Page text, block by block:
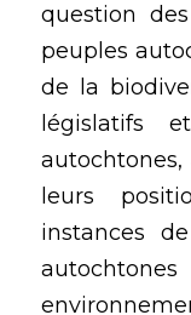
question
peuples
de la
législatifs
leurs
instances